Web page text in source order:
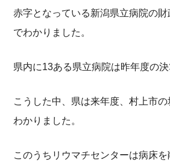
赤字となっている新潟県立病院の
でわかりました。
県内に13ある県立病院は昨年度の
こうした中、県は来年度、村上市
わかりました。
このうちリウマチセンターは病床